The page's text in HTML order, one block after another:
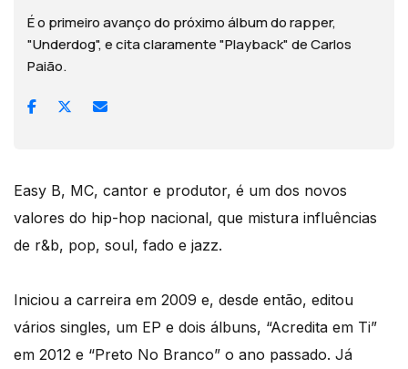
É o primeiro avanço do próximo álbum do rapper,
"Underdog", e cita claramente "Playback" de Carlos
Paião.
Easy B, MC, cantor e produtor, é um dos novos
valores do hip-hop nacional, que mistura influências
de r&b, pop, soul, fado e jazz.
Iniciou a carreira em 2009 e, desde então, editou
vários singles, um EP e dois álbuns, “Acredita em Ti”
em 2012 e “Preto No Branco” o ano passado. Já